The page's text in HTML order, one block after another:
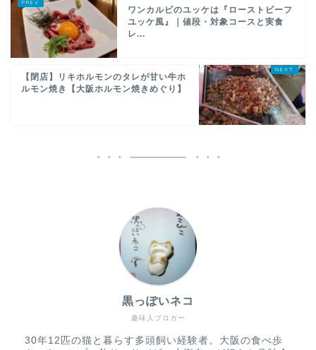
ワンカルビのユッケは『ローストビーフ
ユッケ風』｜値段・対象コースと実食
レ...
【閉店】リキホルモンのタレが甘い牛ホ
ルモン焼き【大阪ホルモン焼きめぐり】
趣味人ブロガー
黒っぽいネコ
30年12匹の猫と暮らす多頭飼い経験者。大阪の食べ歩